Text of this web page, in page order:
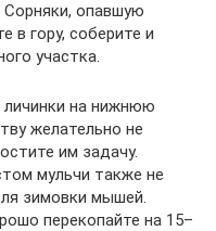
Сорняки, опавшую
в гору, соберите и
участка.
на нижнюю
желательно не
им задачу.
мульчи также не
зимовки мышей.
перекопайте на 15–